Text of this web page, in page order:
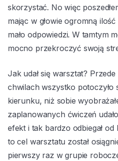
skorzystać. No więc
mając w głowie ogromną
mało odpowiedzi. W tamtym
mocno przekroczyć swoją
Jak udał się warsztat?
chwilach wszystko potoczyło
kierunku, niż sobie
zaplanowanych ćwiczeń
efekt i tak bardzo odbiegał
to cel warsztatu został
pierwszy raz w grupie